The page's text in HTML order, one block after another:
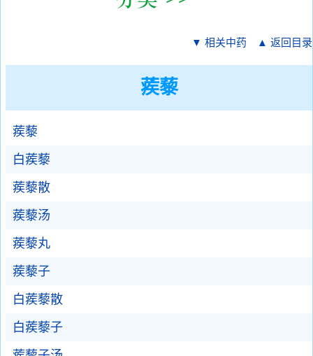
▼ 相关中药 ▲ 返回目录
蒺藜
蒺藜
白蒺藜
蒺藜散
蒺藜汤
蒺藜丸
蒺藜子
白蒺藜散
白蒺藜子